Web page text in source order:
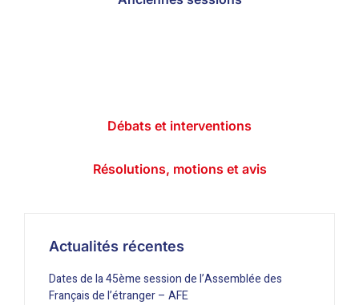
Débats et interventions
Résolutions, motions et avis
Actualités récentes
Dates de la 45ème session de l’Assemblée des
Français de l’étranger – AFE